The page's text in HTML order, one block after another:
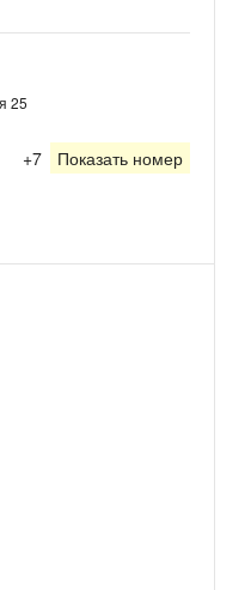
25
+7 Показать номер